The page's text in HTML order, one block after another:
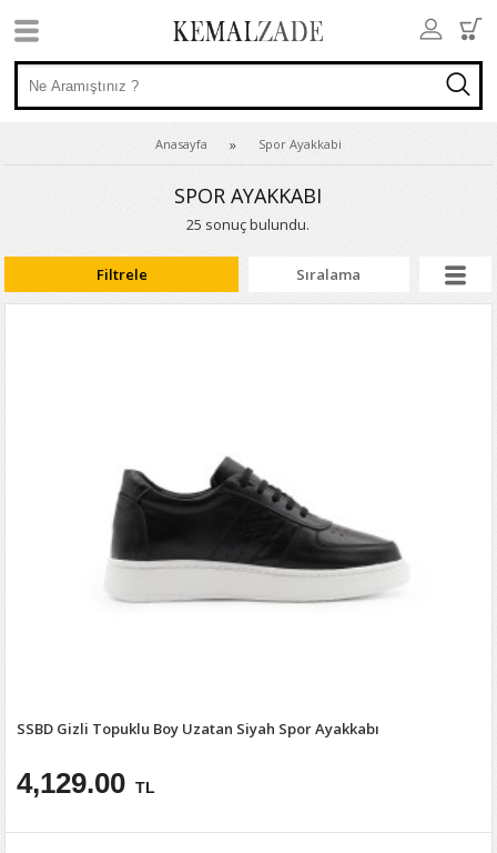
Anasayfa Spor Ayakkabi
SPOR AYAKKABI
25 sonuç bulundu.
Filtrele Sıralama
SSBD Gizli Topuklu Boy Uzatan Siyah Spor Ayakkabı
4,129.00 TL